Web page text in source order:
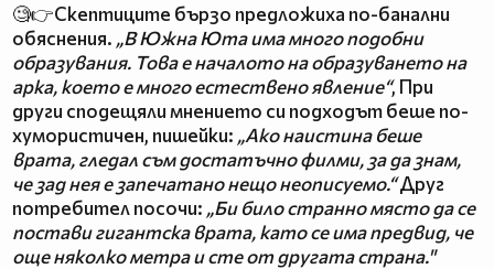
🧐👉Скептиците бързо предложиха по-банални
обяснения. „В Южна Юта има много подобни
образувания. Това е началото на образуването на
арка, което е много естествено явление“, При
други сподещяли мнението си подходът беше по-
хумористичен, пишейки: „Ако наистина беше
врата, гледал съм достатъчно филми, за да знам,
че зад нея е запечатано нещо неописуемо.“Друг
потребител посочи: „Би било странно място да се
постави гигантска врата, като се има предвид, че
още няколко метра и сте от другата страна."